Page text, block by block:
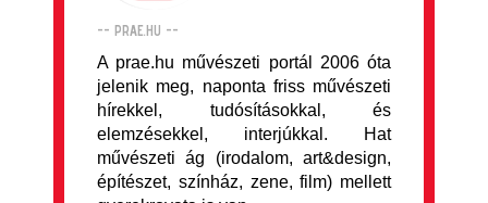
-- PRAE.HU --
A prae.hu művészeti portál 2006 óta
jelenik meg, naponta friss művészeti
hírekkel, tudósításokkal, és
elemzésekkel, interjúkkal. Hat
művészeti ág (irodalom, art&design,
építészet, színház, zene, film) mellett